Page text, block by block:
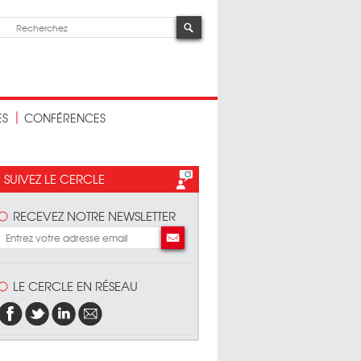
CONFÉRENCES
SUIVEZ LE CERCLE
RECEVEZ NOTRE NEWSLETTER
LE CERCLE EN RÉSEAU